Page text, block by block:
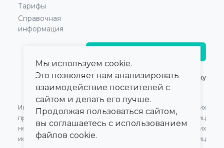
Тарифы
Справочная
информация
© 2021 — 2026,ПроКлинику
Информация,
представленная на сайте,
не может быть
использована для
Оферта для Юридических
лиц
Оферта для Физических
лиц
Мы используем cookie.
Это позволяет нам анализировать
взаимодействие посетителей с
сайтом и делать его лучше.
Продолжая пользоваться сайтом,
вы соглашаетесь с использованием
файлов cookie.